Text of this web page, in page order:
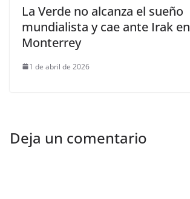
La Verde no alcanza el sueño
mundialista y cae ante Irak en
Monterrey
1 de abril de 2026
Deja un comentario